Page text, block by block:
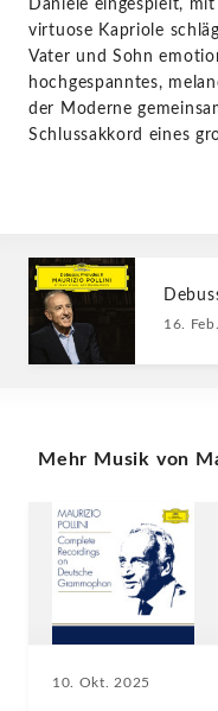
Daniele eingespielt,
virtuose Kapriole
Vater und Sohn
hochgespanntes,
der Moderne
Schlussakkord eines
16.
Mehr Musik von
10. Okt. 2025